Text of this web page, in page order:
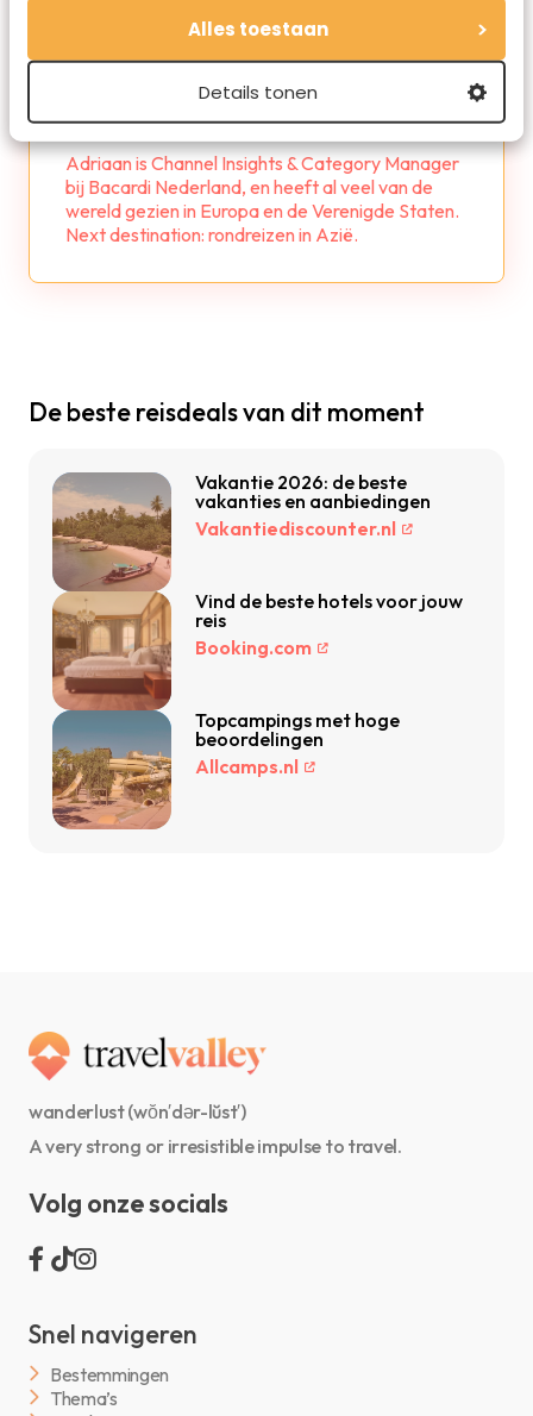
Alles toestaan
Details tonen
Adriaan de Visser
Adriaan is Channel Insights & Category Manager
bij Bacardi Nederland, en heeft al veel van de
wereld gezien in Europa en de Verenigde Staten.
Next destination: rondreizen in Azië.
De beste reisdeals van dit moment
Vakantie 2026: de beste
vakanties en aanbiedingen
Vakantiediscounter.nl
Vind de beste hotels voor jouw
reis
Booking.com
Topcampings met hoge
beoordelingen
Allcamps.nl
wanderlust (wŏn′dər-lŭst′)
A very strong or irresistible impulse to travel.
Volg onze socials
Snel navigeren
Bestemmingen
Thema’s